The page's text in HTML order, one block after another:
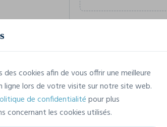
27,44 € TTC
des cookies afin de vous offrir une meilleure
ligne lors de votre visite sur notre site web.
de confidentialitépour plus
concernant les cookies utilisés.